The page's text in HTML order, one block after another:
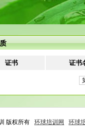
证书 证书
版权所有 环球培训网 环球